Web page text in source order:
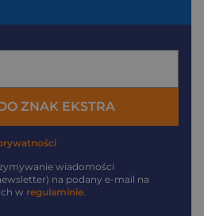
ZNAK EKSTRA
wiadomości
na podany e-mail na
w regulaminie